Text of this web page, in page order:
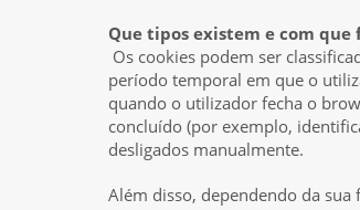
Que tipos existem e com que
Os cookies podem ser
período temporal em que o
quando o utilizador fecha o
concluído (por exemplo,
desligados manualmente.
Além disso, dependendo da